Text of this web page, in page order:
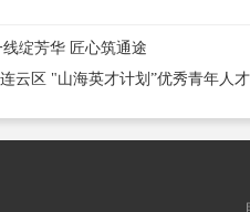
绽芳华 匠心筑通途
云区 "山海英才计划”优秀青年人